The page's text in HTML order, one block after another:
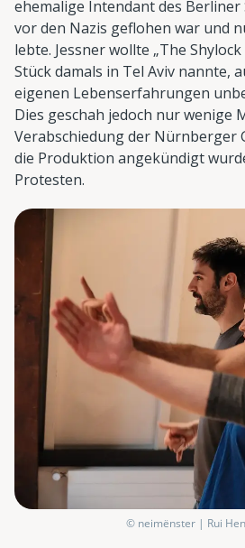
ehemalige Intendant des
vor den Nazis geflohen war und
lebte. Jessner wollte „The Shylock
Stück damals in Tel Aviv nannte,
eigenen Lebenserfahrungen
Dies geschah jedoch nur wenige
Verabschiedung der Nürnberger
die Produktion angekündigt
Protesten.
© neimënster | Rui